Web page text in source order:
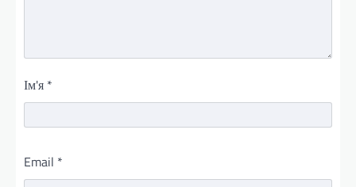
Ім'я *
Email *